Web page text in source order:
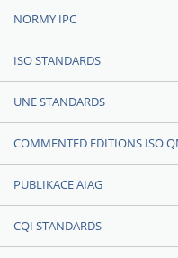
NORMY IPC
ISO STANDARDS
UNE STANDARDS
COMMENTED EDITIONS ISO
PUBLIKACE AIAG
CQI STANDARDS